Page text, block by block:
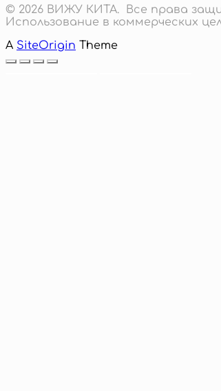
© 2026 ВИЖУ КИТА. Все права
Использование в коммерческих
A SiteOrigin Theme